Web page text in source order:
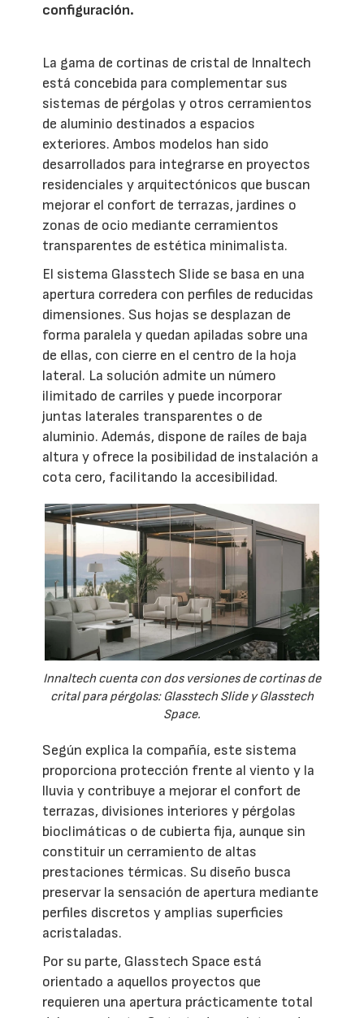
configuración.
La gama de cortinas de cristal de Innaltech
está concebida para complementar sus
sistemas de pérgolas y otros cerramientos
de aluminio destinados a espacios
exteriores. Ambos modelos han sido
desarrollados para integrarse en proyectos
residenciales y arquitectónicos que buscan
mejorar el confort de terrazas, jardines o
zonas de ocio mediante cerramientos
transparentes de estética minimalista.
El sistema Glasstech Slide se basa en una
apertura corredera con perfiles de reducidas
dimensiones. Sus hojas se desplazan de
forma paralela y quedan apiladas sobre una
de ellas, con cierre en el centro de la hoja
lateral. La solución admite un número
ilimitado de carriles y puede incorporar
juntas laterales transparentes o de
aluminio. Además, dispone de raíles de baja
altura y ofrece la posibilidad de instalación a
cota cero, facilitando la accesibilidad.
Innaltech cuenta con dos versiones de cortinas de
crital para pérgolas: Glasstech Slide y Glasstech
Space.
Según explica la compañía, este sistema
proporciona protección frente al viento y la
lluvia y contribuye a mejorar el confort de
terrazas, divisiones interiores y pérgolas
bioclimáticas o de cubierta fija, aunque sin
constituir un cerramiento de altas
prestaciones térmicas. Su diseño busca
preservar la sensación de apertura mediante
perfiles discretos y amplias superficies
acristaladas.
Por su parte, Glasstech Space está
orientado a aquellos proyectos que
requieren una apertura prácticamente total